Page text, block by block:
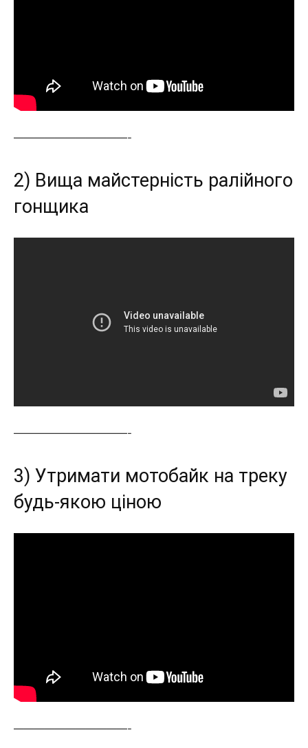
———————————-
2) Вища майстерність ралійного
гонщика
———————————-
3) Утримати мотобайк на треку
будь-якою ціною
———————————-